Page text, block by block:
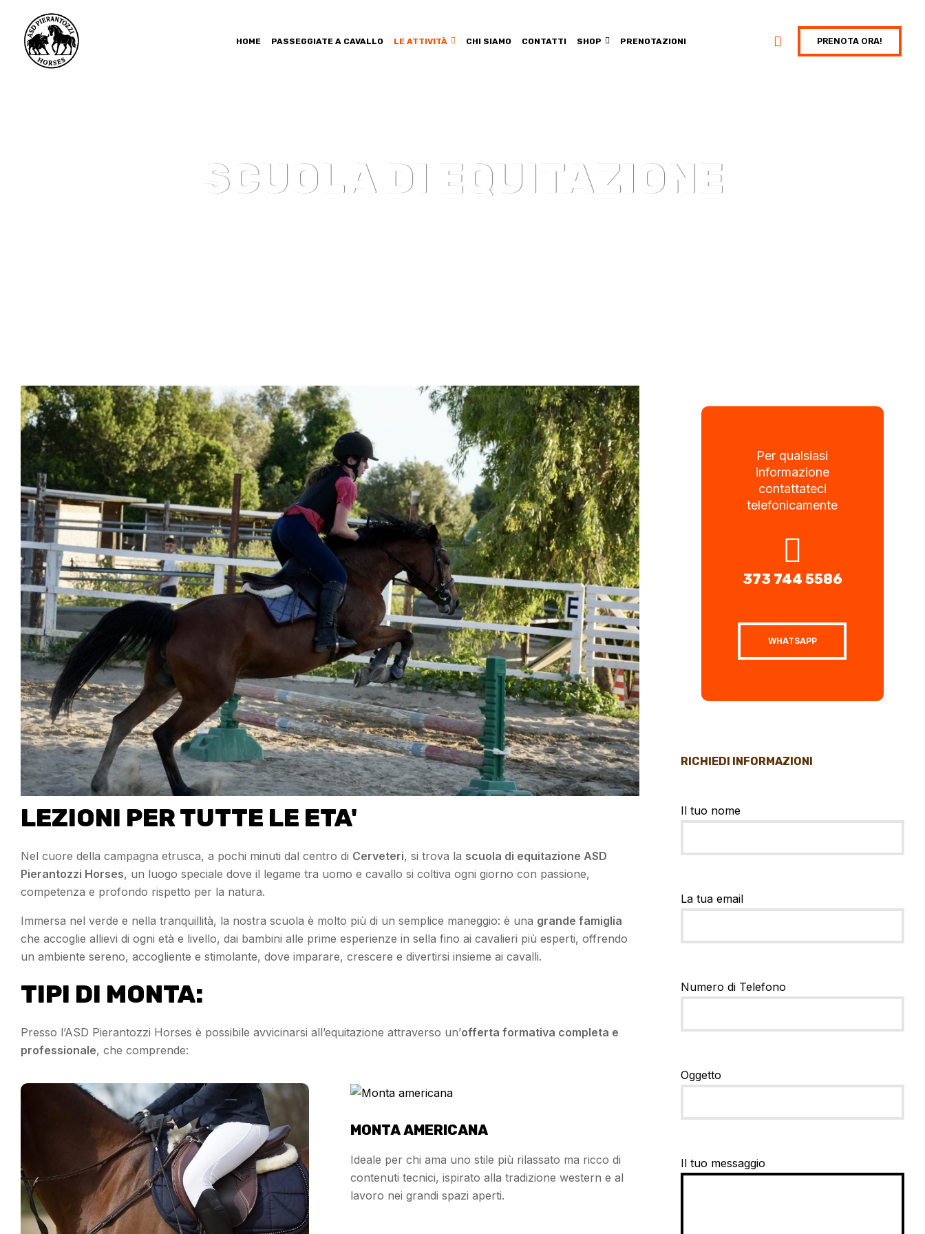
HOME PASSEGGIATE A CAVALLO LE ATTIVITÀ CHI SIAMO CONTATTI SHOP PRENOTAZIONI PRENOTA ORA!
SCUOLA DI EQUITAZIONE
LEZIONI PER TUTTE LE ETA'
Nel cuore della campagna etrusca, a pochi minuti dal centro di Cerveteri, si trova la scuola di equitazione ASD
Pierantozzi Horses, un luogo speciale dove il legame tra uomo e cavallo si coltiva ogni giorno con passione,
competenza e profondo rispetto per la natura.
Immersa nel verde e nella tranquillità, la nostra scuola è molto più di un semplice maneggio: è una grande famiglia
che accoglie allievi di ogni età e livello, dai bambini alle prime esperienze in sella fino ai cavalieri più esperti, offrendo
un ambiente sereno, accogliente e stimolante, dove imparare, crescere e divertirsi insieme ai cavalli.
TIPI DI MONTA:
Presso l’ASD Pierantozzi Horses è possibile avvicinarsi all’equitazione attraverso un’offerta formativa completa e
professionale, che comprende:
MONTA AMERICANA
Ideale per chi ama uno stile più rilassato ma ricco di
contenuti tecnici, ispirato alla tradizione western e al
lavoro nei grandi spazi aperti.
Per qualsiasi
informazione
contattateci
telefonicamente
373 744 5586
WHATSAPP
RICHIEDI INFORMAZIONI
Il tuo nome
La tua email
Numero di Telefono
Oggetto
Il tuo messaggio